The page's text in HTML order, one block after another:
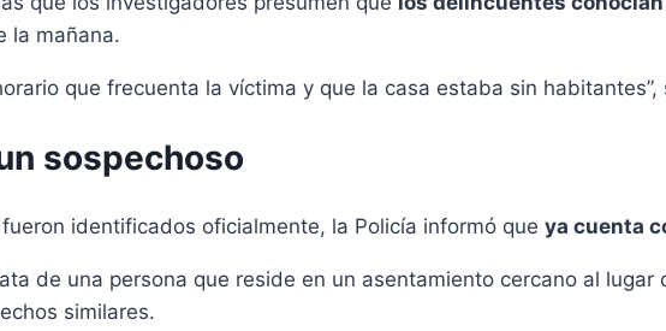
la mañana.
que frecuenta la víctima y que la casa estaba sin habitantes”,
sospechoso
identificados oficialmente, la Policía informó que ya cuenta
de una persona que reside en un asentamiento cercano al
similares.